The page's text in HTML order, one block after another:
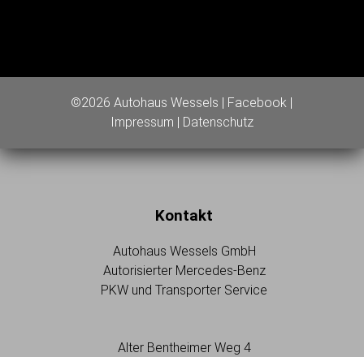
©2026 Autohaus Wessels | Facebook |
Impressum | Datenschutz
Kontakt
Autohaus Wessels GmbH
Autorisierter Mercedes-Benz
PKW und Transporter Service
Alter Bentheimer Weg 4